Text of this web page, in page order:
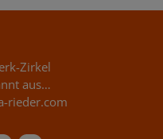
Zirkel
aus…
rieder.com